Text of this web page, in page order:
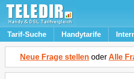
Tarif-Suche Handytarife
Neue Frage stellen oder Alle